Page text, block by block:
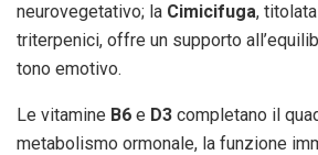
neurovegetativo; la Cimicifuga,
triterpenici, offre un supporto
tono emotivo.
Le vitamine B6 e D3 completano il
metabolismo ormonale, la funzione